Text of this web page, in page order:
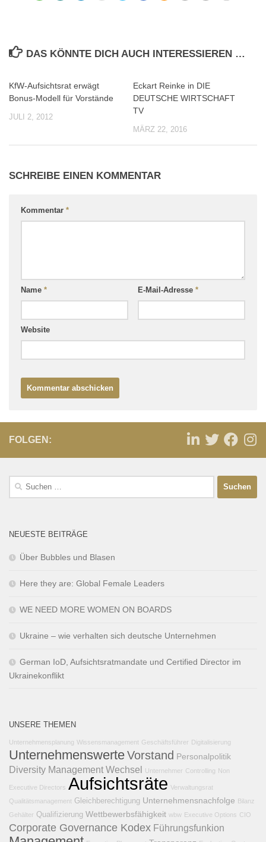
DAS KÖNNTE DICH AUCH INTERESSIEREN …
KfW-Aufsichtsrat erwägt
Bonus-Modell für Vorstände
JULI 2, 2012
Eckart Reinke in DIE
DEUTSCHE WIRTSCHAFT
TV
MÄRZ 22, 2016
SCHREIBE EINEN KOMMENTAR
Kommentar *
Name * E-Mail-Adresse *
Website
FOLGEN:
NEUESTE BEITRÄGE
Über Bubbles und Blasen
Here they are: Global Female Leaders
WE NEED MORE WOMEN ON BOARDS
Ukraine – wie verhalten sich deutsche Unternehmen
German IoD, Aufsichtsratmandate und Certified Director im
Ukrainekonflikt
UNSERE THEMEN
Unternehmensplanung Wissensmanagement Geschäftsführer Digitalisierung
UnternehmenswerteVorstand Personalpolitik
Diversity Management Wechsel Unternehmer Controlling Non
Executive Directors Aufsichtsräte Verwaltungsrat
Qualitätsmanagement Gleichberechtigung Unternehmensnachfolge Bilanz
Gehälter Qualifizierung Wettbewerbsfähigkeit wbw Executive Options CIO
Corporate Governance Kodex Führungsfunkion